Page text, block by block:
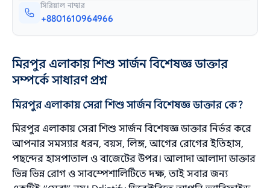
সিরিয়াল নাম্বার
+8801610964966
মিরপুর এলাকায় শিশু সার্জন বিশেষজ্ঞ ডাক্তার
সম্পর্কে সাধারণ প্রশ্ন
মিরপুর এলাকায় সেরা শিশু সার্জন বিশেষজ্ঞ ডাক্তার কে?
মিরপুর এলাকায় সেরা শিশু সার্জন বিশেষজ্ঞ ডাক্তার নির্ভর করে
আপনার সমস্যার ধরন, বয়স, লিঙ্গ, আগের রোগের ইতিহাস,
পছন্দের হাসপাতাল ও বাজেটের উপর। আলাদা আলাদা ডাক্তার
ভিন্ন ভিন্ন রোগ ও সাবস্পেশালিটিতে দক্ষ, তাই সবার জন্য